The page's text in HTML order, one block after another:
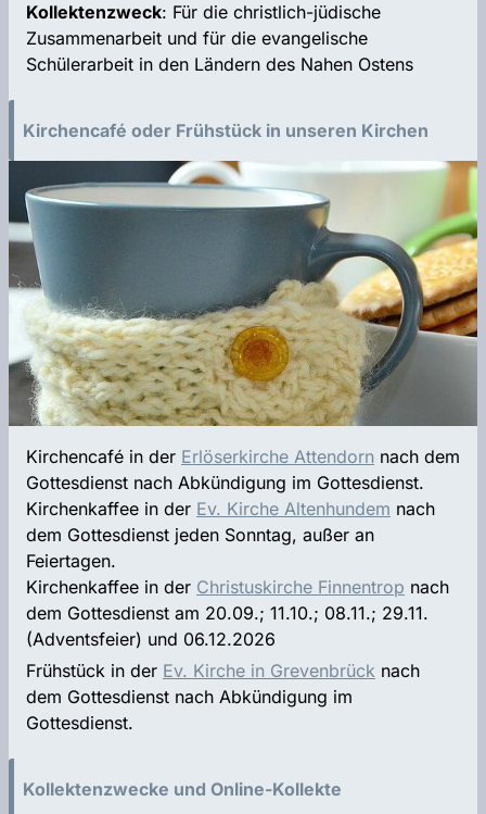
Kollektenzweck: Für die christlich-jüdische
Zusammenarbeit und für die evangelische
Schülerarbeit in den Ländern des Nahen Ostens
Kirchencafé oder Frühstück in unseren Kirchen
Kirchencafé in der Erlöserkirche Attendorn nach dem
Gottesdienst nach Abkündigung im Gottesdienst.
Kirchenkaffee in der Ev. Kirche Altenhundem nach
dem Gottesdienst jeden Sonntag, außer an
Feiertagen.
Kirchenkaffee in der Christuskirche Finnentrop nach
dem Gottesdienst am 20.09.; 11.10.; 08.11.; 29.11.
(Adventsfeier) und 06.12.2026
Frühstück in der Ev. Kirche in Grevenbrück nach
dem Gottesdienst nach Abkündigung im
Gottesdienst.
Kollektenzwecke und Online-Kollekte